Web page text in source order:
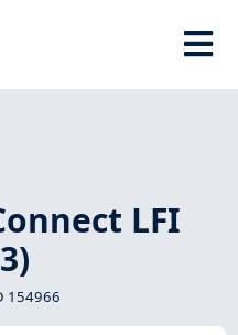
LFI
154966